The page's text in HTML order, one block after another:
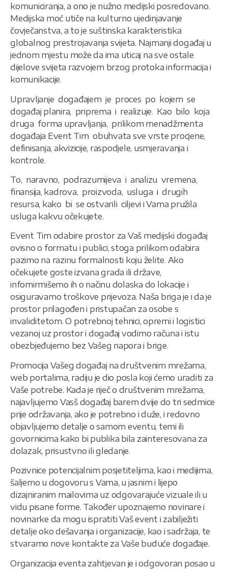
komuniciranja, a ono je nužno medijski posredovano.
Medijska moć utiče na kulturno ujedinjavanje
čovječanstva, a to je suštinska karakteristika
globalnog prestrojavanja svijeta. Najmanji događaj u
jednom mjestu može da ima uticaj na sve ostale
dijelove svijeta razvojem brzog protoka informacija i
komunikacije.
Upravljanje događajem je proces po kojem se
događaj planira, priprema i realizuje. Kao bilo koja
druga forma upravljanja, prilikom menadžmenta
događaja Event Tim obuhvata sve vrste procjene,
definisanja, akvizicije, raspodjele, usmjeravanja i
kontrole.
To, naravno, podrazumijeva i analizu vremena,
finansija, kadrova, proizvoda, usluga i drugih
resursa, kako bi se ostvarili ciljevi i Vama pružila
usluga kakvu očekujete.
Event Tim odabire prostor za Vaš medijski događaj
ovisno o formatu i publici, stoga prilikom odabira
pazimo na razinu formalnosti koju želite. Ako
očekujete goste izvana grada ili države,
infomirmišemo ih o načinu dolaska do lokacije i
osiguravamo troškove prijevoza. Naša briga je i da je
prostor prilagođen i pristupačan za osobe s
invaliditetom. O potrebnoj tehnici, opremi i logistici
vezanoj uz prostor i događaj vodimo računa i istu
obezbjeđujemo bez Vašeg napora i brige.
Promocija Vašeg događaj na društvenim mrežama,
web portalima, radiju je dio posla koji ćemo uraditi za
Vaše potrebe. Kada je riječ o društvenim mrežama,
najavljujemo Vasš događaj barem dvije do tri sedmice
prije održavanja, ako je potrebno i duže, i redovno
objavljujemo detalje o samom eventu, temi ili
govornicima kako bi publika bila zainteresovana za
dolazak, prisustvno ili gledanje.
Pozivnice potencijalnim posjetiteljima, kao i medijima,
šaljemo u dogovoru s Vama, u jasnim i lijepo
dizajniranim mailovima uz odgovarajuće vizuale ili u
vidu pisane forme. Također upoznajemo novinare i
novinarke da mogu ispratiti Vaš event i zabilježiti
detalje oko dešavanja i organizacije, kao i sadržaja, te
stvaramo nove kontakte za Vaše buduće događaje.
Organizacija eventa zahtjevan je i odgovoran posao u